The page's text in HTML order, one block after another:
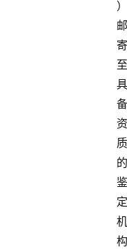
）
邮
寄
至
具
备
资
质
的
鉴
定
机
构